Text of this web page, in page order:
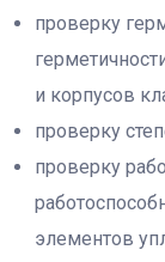
проверку
и корпусов
проверку
проверку
элементов